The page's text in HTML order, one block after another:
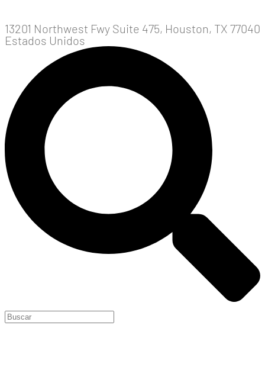
13201 Northwest Fwy Suite 475, Houston, TX 77040
Estados Unidos